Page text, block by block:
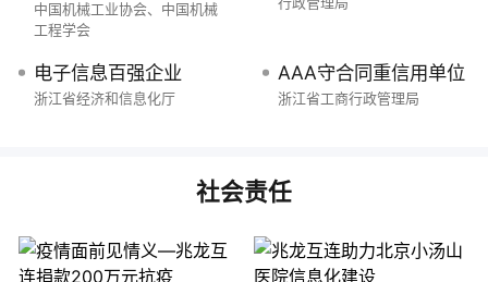
中国机械工业协会、中国机械
工程学会
电子信息百强企业
浙江省经济和信息化厅
AAA守合同重信用单位
浙江省工商行政管理局
社会责任